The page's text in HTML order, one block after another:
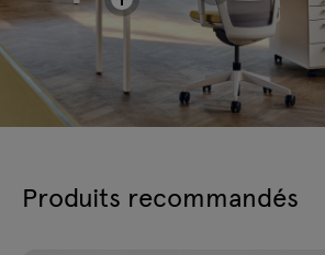
Produits recommandés